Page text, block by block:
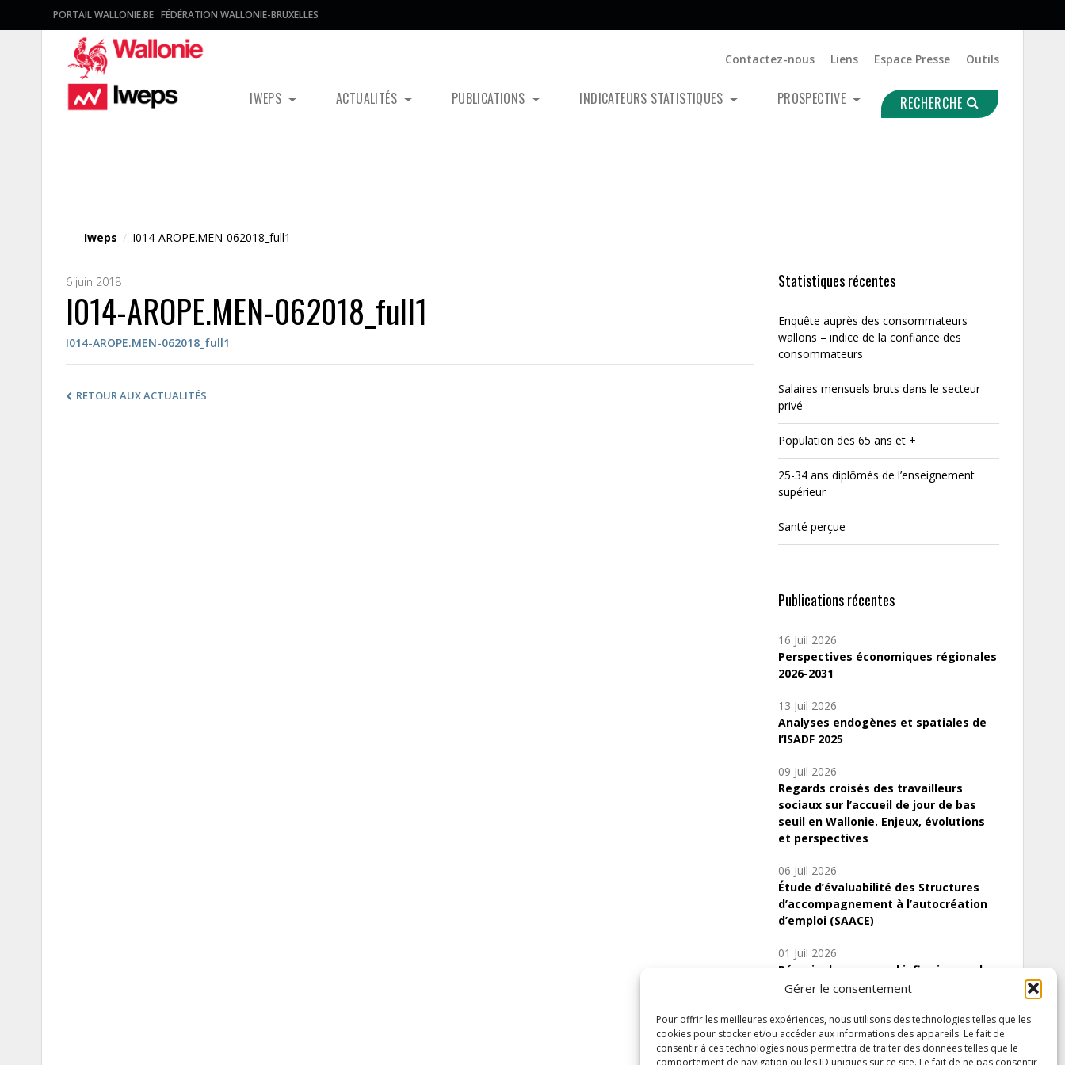
Gérer le consentement
Pour offrir les meilleures expériences, nous utilisons des technologies telles que les
cookies pour stocker et/ou accéder aux informations des appareils. Le fait de
consentir à ces technologies nous permettra de traiter des données telles que le
comportement de navigation ou les ID uniques sur ce site. Le fait de ne pas consentir
PORTAIL WALLONIE.BE FÉDÉRATION WALLONIE-BRUXELLES
Contactez-nous Liens Espace Presse Outils
IWEPS ACTUALITÉS PUBLICATIONS INDICATEURS STATISTIQUES PROSPECTIVE RECHERCHE
Iweps / I014-AROPE.MEN-062018_full1
6 juin 2018
I014-AROPE.MEN-062018_full1
I014-AROPE.MEN-062018_full1
RETOUR AUX ACTUALITÉS
Statistiques récentes
Enquête auprès des consommateurs
wallons – indice de la confiance des
consommateurs
Salaires mensuels bruts dans le secteur
privé
Population des 65 ans et +
25-34 ans diplômés de l’enseignement
supérieur
Santé perçue
Publications récentes
16 Juil 2026
Perspectives économiques régionales
2026-2031
13 Juil 2026
Analyses endogènes et spatiales de
l’ISADF 2025
09 Juil 2026
Regards croisés des travailleurs
sociaux sur l’accueil de jour de bas
seuil en Wallonie. Enjeux, évolutions
et perspectives
06 Juil 2026
Étude d’évaluabilité des Structures
d’accompagnement à l’autocréation
d’emploi (SAACE)
01 Juil 2026
Pénurie du personnel infirmier :quels
indicateurs d’offre de soins pour